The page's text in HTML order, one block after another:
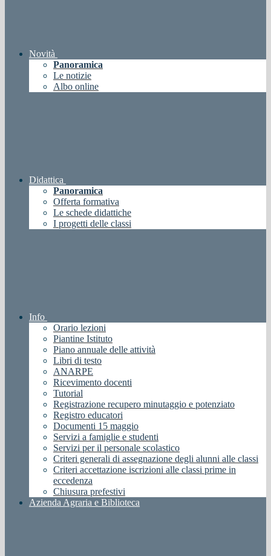
Novità
Panoramica
Le notizie
Albo online
Didattica
Panoramica
Offerta formativa
Le schede didattiche
I progetti delle classi
Info
Orario lezioni
Piantine Istituto
Piano annuale delle attività
Libri di testo
ANARPE
Ricevimento docenti
Tutorial
Registrazione recupero minutaggio e potenziato
Registro educatori
Documenti 15 maggio
Servizi a famiglie e studenti
Servizi per il personale scolastico
Criteri generali di assegnazione degli alunni alle classi
Criteri accettazione iscrizioni alle classi prime in
eccedenza
Chiusura prefestivi
Azienda Agraria e Biblioteca